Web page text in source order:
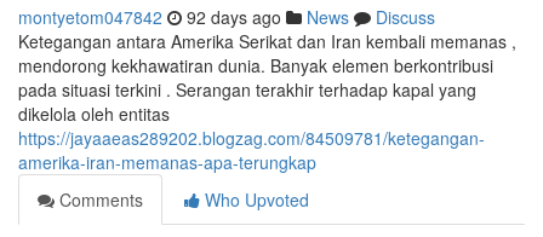
montyetom047842 92 days ago News
Discuss
Ketegangan antara Amerika Serikat dan Iran kembali memanas ,
mendorong kekhawatiran dunia. Banyak elemen berkontribusi
pada situasi terkini . Serangan terakhir terhadap kapal yang
dikelola oleh entitas
https://jayaaeas289202.blogzag.com/84509781/ketegangan-
amerika-iran-memanas-apa-terungkap
Comments
Who Upvoted